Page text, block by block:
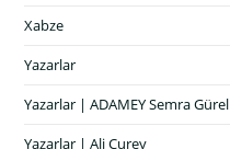
Xabze
Yazarlar
Yazarlar | ADAMEY Semra Gürel
Yazarlar | Ali Çurey